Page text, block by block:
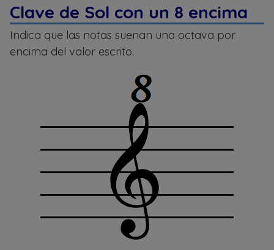
Clave de Sol con un 8 encima
Indica que las notas suenan una octava por
encima del valor escrito.